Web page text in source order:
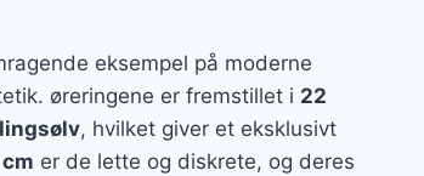
eksempel på moderne
øreringene er fremstillet i 22
, hvilket giver et eksklusivt
cm er de lette og diskrete, og deres